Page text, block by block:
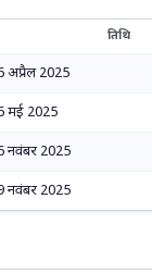
तिथि
अप्रैल 2025
मई 2025
नवंबर 2025
नवंबर 2025